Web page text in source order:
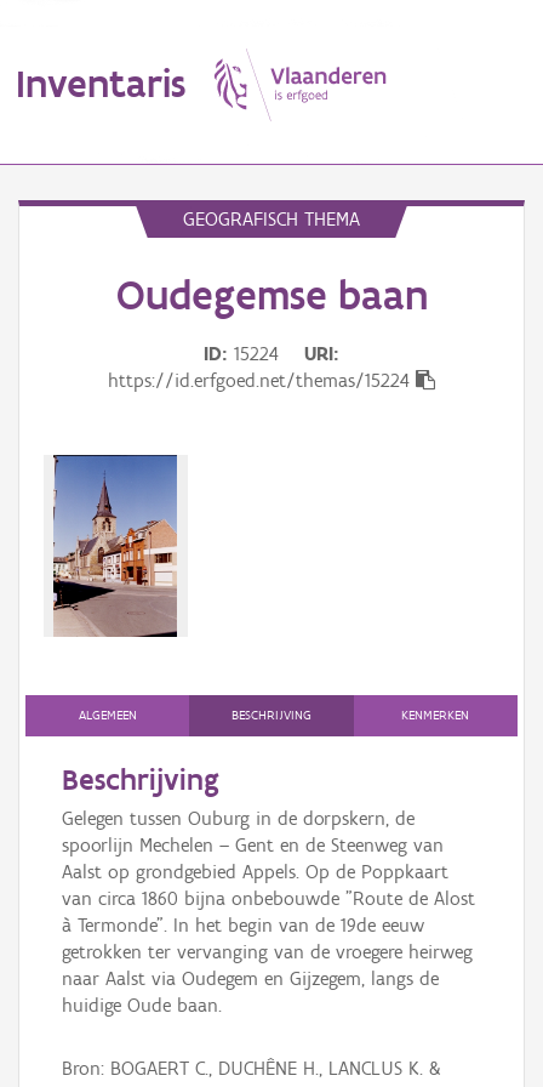
Inventaris
Erfgoedobject
Thema
Gebeurtenis
Persoon of collectief
Downloads
Aanmelden
GEOGRAFISCH THEMA
Oudegemse baan
ID 15224
URI
https://id.erfgoed.net/themas/15224
ALGEMEEN BESCHRIJVING KENMERKEN
Beschrijving
Gelegen tussen Ouburg in de dorpskern, de
spoorlijn Mechelen – Gent en de Steenweg van
Aalst op grondgebied Appels. Op de Poppkaart
van circa 1860 bijna onbebouwde "Route de Alost
à Termonde". In het begin van de 19de eeuw
getrokken ter vervanging van de vroegere heirweg
naar Aalst via Oudegem en Gijzegem, langs de
huidige Oude baan.
Bron: BOGAERT C., DUCHÊNE H., LANCLUS K. &